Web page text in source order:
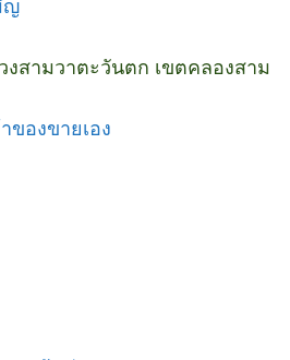
ญ
สามวาตะวันตก เขตคลองสาม
ของขายเอง